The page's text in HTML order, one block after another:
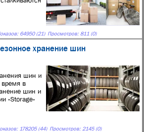
64950 (21) Просмотров: 811 (0)
хранение шин
шин и
время в
шин и
«Storage»
178205 (44) Просмотров: 2145 (0)